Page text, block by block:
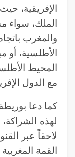
الإفريقية،
الملك، سواء
والمغرب
الأطلسية،
المحيط
مع الدول
كما دعا
لهذه
لاحقاً عبر
القمة